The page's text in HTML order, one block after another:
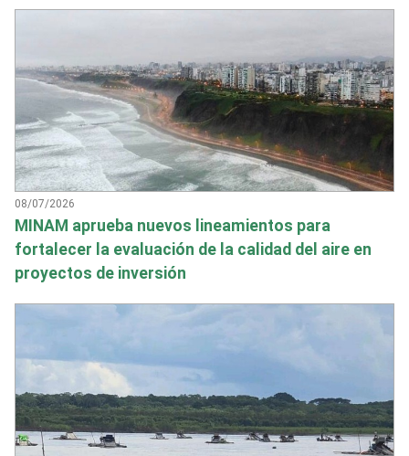
08/07/2026
MINAM aprueba nuevos lineamientos para
fortalecer la evaluación de la calidad del aire en
proyectos de inversión